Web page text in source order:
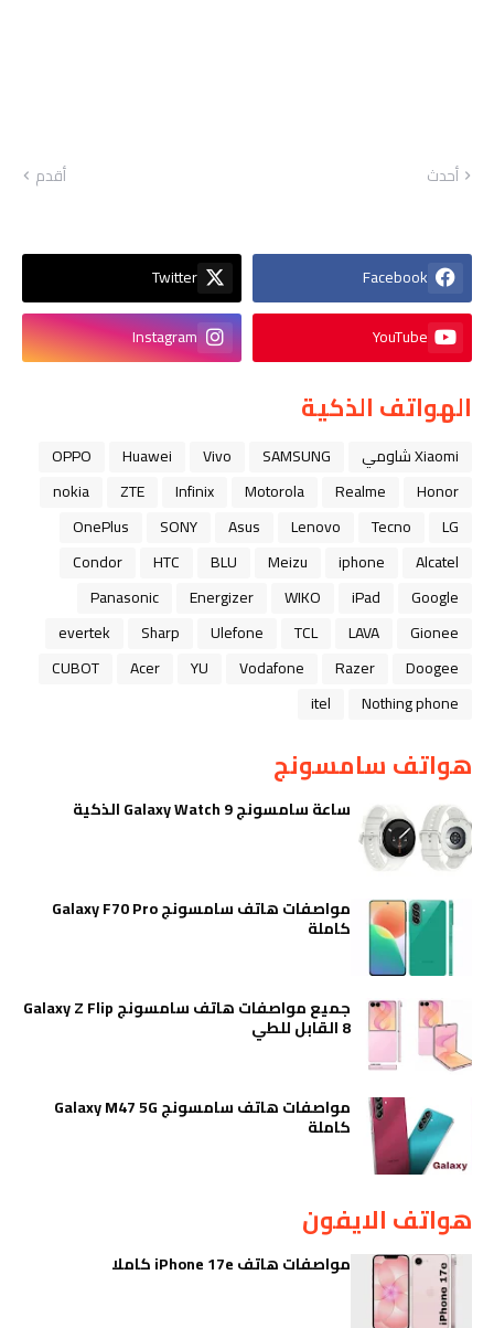
أحدث أقدم
Facebook
Twitter
YouTube
Instagram
الهواتف الذكية
Xiaomi شاومي SAMSUNG
Vivo
Huawei
OPPO
Honor
Realme
Motorola
Infinix
ZTE
nokia
LG
Tecno
Lenovo
Asus
SONY
OnePlus
Alcatel
iphone
Meizu
BLU
HTC
Condor
Google
iPad
WIKO
Energizer
Panasonic
Gionee
LAVA
TCL
Ulefone
Sharp
evertek
Doogee
Razer
Vodafone
YU
Acer
CUBOT
Nothing phone
itel
هواتف سامسونج
ساعة سامسونج Galaxy Watch 9 الذكية
مواصفات هاتف سامسونج Galaxy F70 Pro
كاملة
جميع مواصفات هاتف سامسونج Galaxy Z Flip
8 القابل للطي
مواصفات هاتف سامسونج Galaxy M47 5G
كاملة
هواتف الايفون
مواصفات هاتف iPhone 17e كاملا